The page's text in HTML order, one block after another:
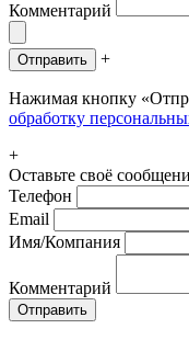
Комментарий
Отправить +
Нажимая кнопку
обработку
+
Оставьте своё
Телефон
Email
Имя/Компания
Комментарий
Отправить